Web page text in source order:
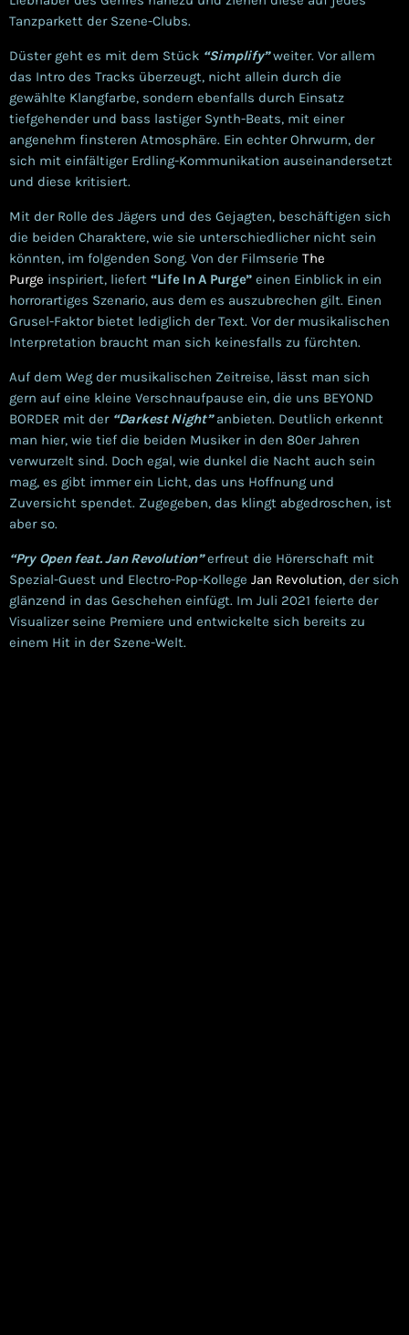
Tanzparkett der Szene-Clubs.
Düster geht es mit dem Stück “Simplify”weiter. Vor allem
das Intro des Tracks überzeugt, nicht allein durch die
gewählte Klangfarbe, sondern ebenfalls durch Einsatz
tiefgehender und bass lastiger Synth-Beats, mit einer
angenehm finsteren Atmosphäre. Ein echter Ohrwurm, der
sich mit einfältiger Erdling-Kommunikation auseinandersetzt
und diese kritisiert.
Mit der Rolle des Jägers und des Gejagten, beschäftigen sich
die beiden Charaktere, wie sie unterschiedlicher nicht sein
könnten, im folgenden Song. Von der Filmserie The
Purge inspiriert, liefert “Life In A Purge”einen Einblick in ein
horrorartiges Szenario, aus dem es auszubrechen gilt. Einen
Grusel-Faktor bietet lediglich der Text. Vor der musikalischen
Interpretation braucht man sich keinesfalls zu fürchten.
Auf dem Weg der musikalischen Zeitreise, lässt man sich
gern auf eine kleine Verschnaufpause ein, die uns BEYOND
BORDER mit der “Darkest Night”anbieten. Deutlich erkennt
man hier, wie tief die beiden Musiker in den 80er Jahren
verwurzelt sind. Doch egal, wie dunkel die Nacht auch sein
mag, es gibt immer ein Licht, das uns Hoffnung und
Zuversicht spendet. Zugegeben, das klingt abgedroschen, ist
aber so.
“Pry Open feat. Jan Revolution”erfreut die Hörerschaft mit
Spezial-Guest und Electro-Pop-Kollege Jan Revolution, der sich
glänzend in das Geschehen einfügt. Im Juli 2021 feierte der
Visualizer seine Premiere und entwickelte sich bereits zu
einem Hit in der Szene-Welt.